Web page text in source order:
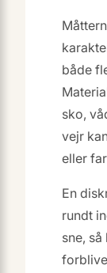
både
sko,
vejr
eller
En
rundt
sne,